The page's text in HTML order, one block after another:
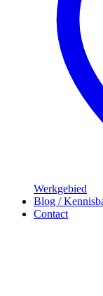
Werkgebied
Blog /
Contact